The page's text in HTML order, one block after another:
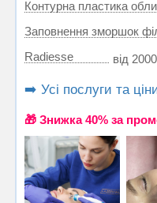
Контурна пластика
Заповнення зморшок
Radiesse
від
➡️ Усі послуги та
🎁 Знижка 40% за